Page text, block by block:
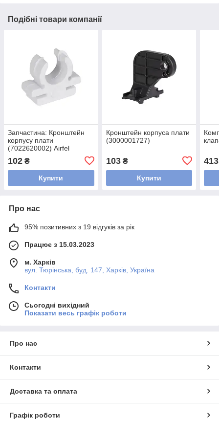
Подібні товари компанії
Запчастина: Кронштейн
корпусу плати
(7022620002) Airfel
102 ₴
Купити
Кронштейн корпуса плати
(3000001727)
103₴
Купити
413
Про нас
95% позитивних з 19 відгуків за рік
Працює з 15.03.2023
м. Харків
вул. Тюрінська, буд. 147, Харків, Україна
Контакти
Сьогодні вихідний
Показати весь графік роботи
Про нас
Контакти
Доставка та оплата
Графік роботи